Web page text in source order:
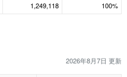
1,249,118
100%
2026年8月7日 更新